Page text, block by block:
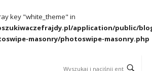
key "white_theme" in
application/public/
masonry/photoswipe-masonry.php